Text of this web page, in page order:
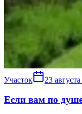
Участок 23
Если вам по